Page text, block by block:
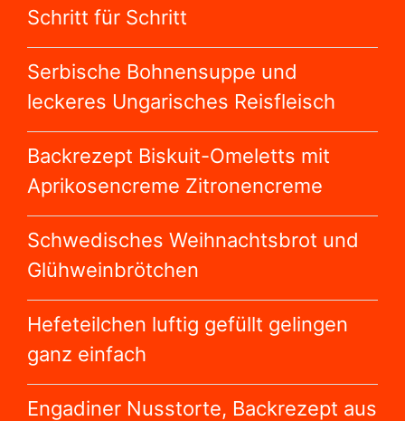
Schritt für Schritt
Serbische Bohnensuppe und
leckeres Ungarisches Reisfleisch
Backrezept Biskuit-Omeletts mit
Aprikosencreme Zitronencreme
Schwedisches Weihnachtsbrot und
Glühweinbrötchen
Hefeteilchen luftig gefüllt gelingen
ganz einfach
Engadiner Nusstorte, Backrezept aus